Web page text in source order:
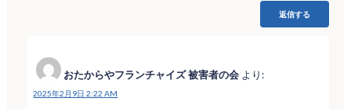
返信する
おたからやフランチャイズ 被害者の会 より:
2025年2月9日 2:22 AM